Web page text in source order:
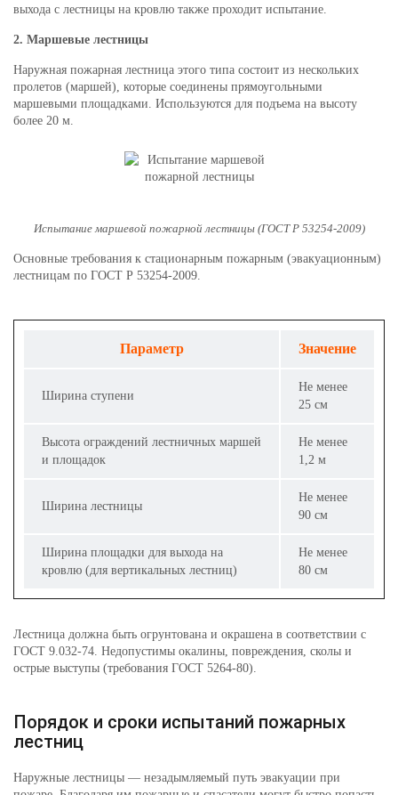
выхода с лестницы на кровлю также проходит испытание.
2. Маршевые лестницы
Наружная пожарная лестница этого типа состоит из нескольких
пролетов (маршей), которые соединены прямоугольными
маршевыми площадками. Используются для подъема на высоту
более 20 м.
Испытание маршевой пожарной лестницы (ГОСТ Р 53254-2009)
Основные требования к стационарным пожарным (эвакуационным)
лестницам по ГОСТ Р 53254-2009.
Параметр Значение
Ширина ступени
Не менее
25 см
Высота ограждений лестничных маршей
и площадок
Не менее
1,2 м
Ширина лестницы
Не менее
90 см
Ширина площадки для выхода на
кровлю (для вертикальных лестниц)
Не менее
80 см
Лестница должна быть огрунтована и окрашена в соответствии с
ГОСТ 9.032-74. Недопустимы окалины, повреждения, сколы и
острые выступы (требования ГОСТ 5264-80).
Порядок и сроки испытаний пожарных
лестниц
Наружные лестницы — незадымляемый путь эвакуации при